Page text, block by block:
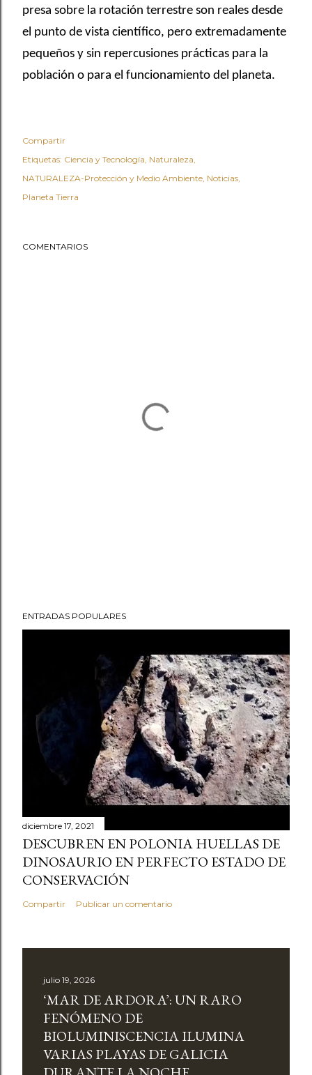
presa sobre la rotación terrestre son reales desde
el punto de vista científico, pero extremadamente
pequeños y sin repercusiones prácticas para la
población o para el funcionamiento del planeta.
Compartir
Etiquetas: Ciencia y Tecnología Naturaleza
NATURALEZA-Protección y Medio Ambiente Noticias
Planeta Tierra
COMENTARIOS
ENTRADAS POPULARES
diciembre 17, 2021
DESCUBREN EN POLONIA HUELLAS DE
DINOSAURIO EN PERFECTO ESTADO DE
CONSERVACIÓN
Compartir Publicar un comentario
julio 19, 2026
‘MAR DE ARDORA’: UN RARO
FENÓMENO DE
BIOLUMINISCENCIA ILUMINA
VARIAS PLAYAS DE GALICIA